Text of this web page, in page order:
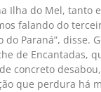
Ilha do Mel, tanto
falando do
do Paraná”, disse.
de Encantadas,
concreto
que perdura há